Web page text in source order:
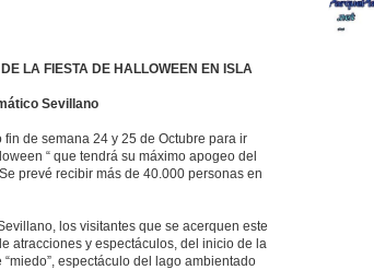
LA FIESTA DE HALLOWEEN EN ISLA
Sevillano
de semana 24 y 25 de Octubre para ir
“ que tendrá su máximo apogeo del
prevé recibir más de 40.000 personas en
los visitantes que se acerquen este
atracciones y espectáculos, del inicio de la
espectáculo del lago ambientado